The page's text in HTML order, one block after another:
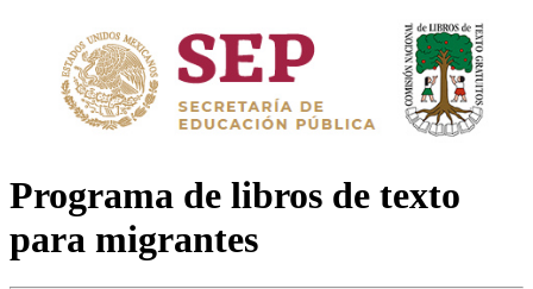
Programa de libros de texto
para migrantes